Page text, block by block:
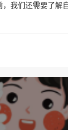
我们还需要了解